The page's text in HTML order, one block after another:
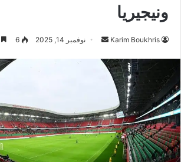
ونيجيريا
Karim Boukhris
أرسل نوفمبر 14, 2025 6